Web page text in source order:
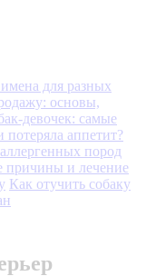
для разных
основы,
девочек: самые
потеряла аппетит?
пород
причины и лечение
Как отучить собаку